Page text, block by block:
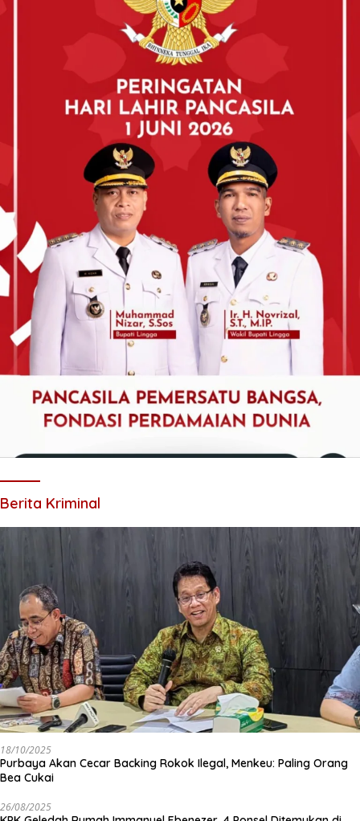
Berita Kriminal
18/10/2025
Purbaya Akan Cecar Backing Rokok Ilegal, Menkeu: Paling Orang
Bea Cukai
26/08/2025